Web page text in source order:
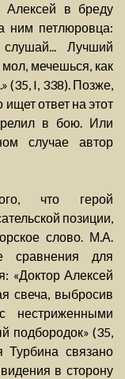
Алексей в бреду
ним петлюровца:
Лучший
мол, мечешься, как
(35, I, 338). Позже,
ответ на этот
в бою. Или
случае автор
что герой
позиции,
слово. М.А.
сравнения для
«Доктор Алексей
свеча, выбросив
нестриженными
подбородок» (35,
связано
в сторону